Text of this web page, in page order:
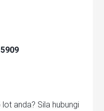
anda? Sila hubungi